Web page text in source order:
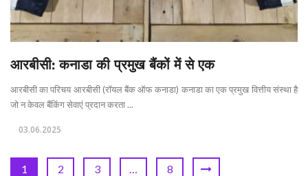
आरबीसी: कनाडा की प्रमुख बैंकों में से एक
आरबीसी का परिचय आरबीसी (रॉयल बैंक ऑफ कनाडा) कनाडा का एक प्रमुख वित्तीय संस्था है
जो न केवल बैंकिंग सेवाएं प्रदान करता ...
03.06.2025
1 2 3 8